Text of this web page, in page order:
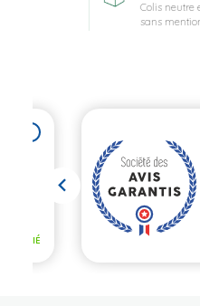
Colis neutre et
sans mentions